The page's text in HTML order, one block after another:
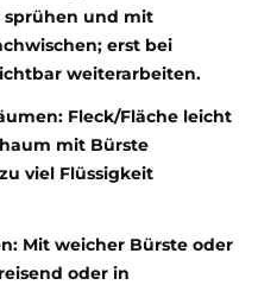
sprühen und mit
erst bei
weiterarbeiten.
Fleck/Fläche leicht
mit Bürste
viel Flüssigkeit
Mit weicher Bürste oder
oder in